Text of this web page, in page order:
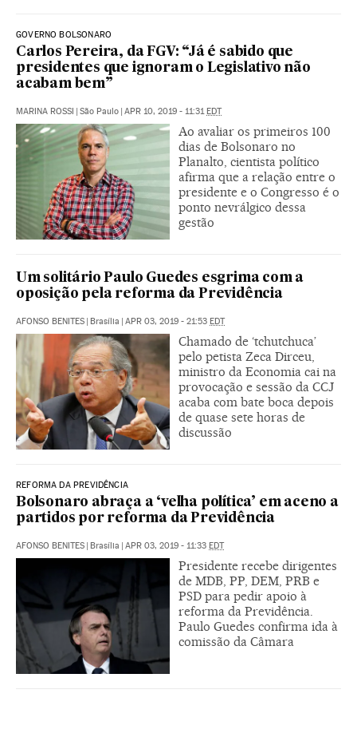
GOVERNO BOLSONARO
Carlos Pereira, da FGV: “Já é sabido que
presidentes que ignoram o Legislativo não
acabam bem”
MARINA ROSSI | São Paulo | APR 10, 2019 - 11:31EDT
Ao avaliar os primeiros 100
dias de Bolsonaro no
Planalto, cientista político
afirma que a relação entre o
presidente e o Congresso é o
ponto nevrálgico dessa
gestão
Um solitário Paulo Guedes esgrima com a
oposição pela reforma da Previdência
AFONSO BENITES | Brasília | APR 03, 2019 - 21:53 EDT
Chamado de ‘tchutchuca’
pelo petista Zeca Dirceu,
ministro da Economia cai na
provocação e sessão da CCJ
acaba com bate boca depois
de quase sete horas de
discussão
REFORMA DA PREVIDÊNCIA
Bolsonaro abraça a ‘velha política’ em aceno a
partidos por reforma da Previdência
AFONSO BENITES | Brasília | APR 03, 2019 - 11:33 EDT
Presidente recebe dirigentes
de MDB, PP, DEM, PRB e
PSD para pedir apoio à
reforma da Previdência.
Paulo Guedes confirma ida à
comissão da Câmara